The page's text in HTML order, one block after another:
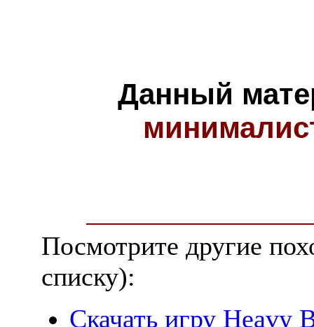
Данный
Посмотрите другие
списку):
Скачать игру Heavy